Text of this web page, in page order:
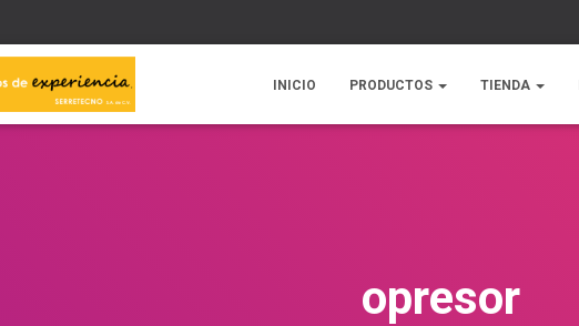
INICIO PRODUCTOS TIENDA
opresor